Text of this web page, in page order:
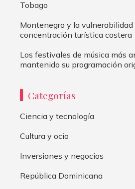
Tobago
Montenegro y la
concentración turística costera
Los festivales de música más
mantenido su programación
Categorías
Ciencia y tecnología
Cultura y ocio
Inversiones y negocios
República Dominicana